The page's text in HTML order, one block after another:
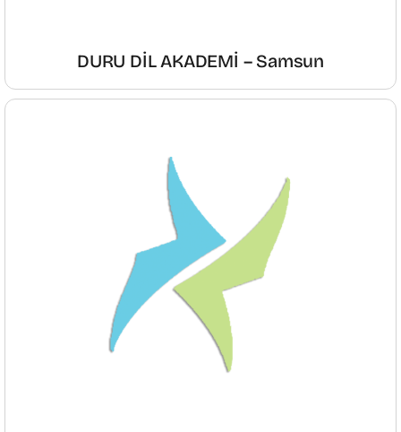
DURU DİL AKADEMİ – Samsun